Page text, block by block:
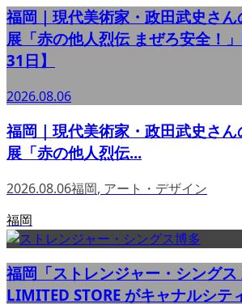
福岡｜現代美術家・政田武史さ
展「赤の他人烈伝 まぜろ安全！
31日】
2026.08.06
福岡｜現代美術家・政田武史さ
展「赤の他人烈伝...
2026.08.06福岡, アート・デザイン
福岡
福岡「ストレンジャー・シングス
LIMITED STORE がキャナルシテ